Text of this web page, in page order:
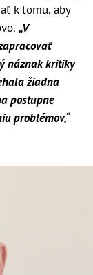
k tomu, aby
„V
náznak kritiky
žiadna
postupne
problémov,“